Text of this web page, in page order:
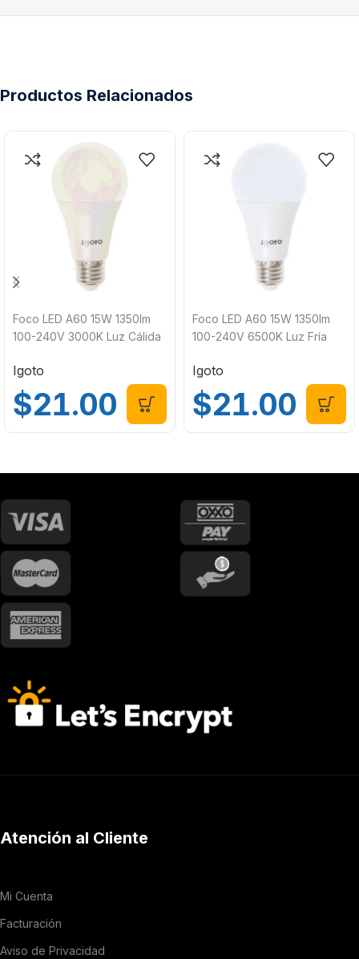
Productos Relacionados
Foco LED A60 15W 1350lm
100-240V 3000K Luz Cálida
Igoto
$21.00
Foco LED A60 15W 1350lm
100-240V 6500K Luz Fría
Igoto
$21.00
Atención al Cliente
Mi Cuenta
Facturación
Aviso de Privacidad